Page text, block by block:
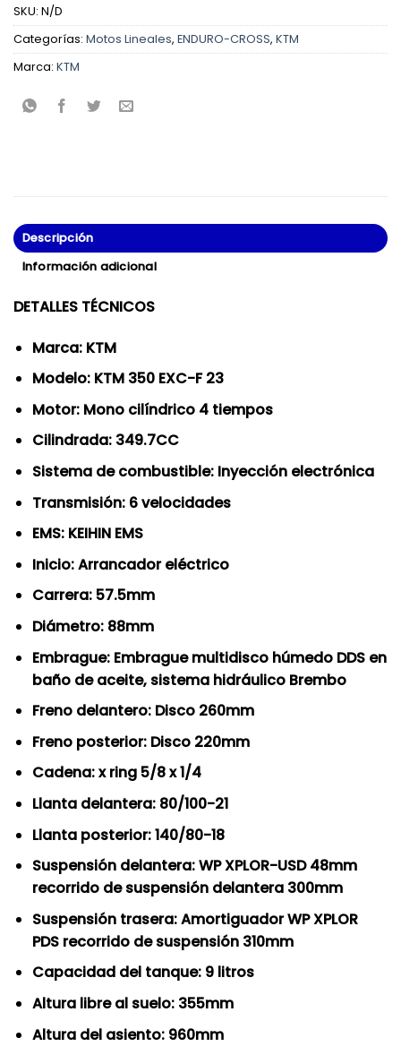
SKU: N/D
Categorías: Motos Lineales, ENDURO-CROSS, KTM
Marca: KTM
Descripción
Información adicional
DETALLES TÉCNICOS
Marca: KTM
Modelo: KTM 350 EXC-F 23
Motor: Mono cilíndrico 4 tiempos
Cilindrada: 349.7CC
Sistema de combustible: Inyección electrónica
Transmisión: 6 velocidades
EMS: KEIHIN EMS
Inicio: Arrancador eléctrico
Carrera: 57.5mm
Diámetro: 88mm
Embrague: Embrague multidisco húmedo DDS en
baño de aceite, sistema hidráulico Brembo
Freno delantero: Disco 260mm
Freno posterior: Disco 220mm
Cadena: x ring 5/8 x 1/4
Llanta delantera: 80/100-21
Llanta posterior: 140/80-18
Suspensión delantera: WP XPLOR-USD 48mm
recorrido de suspensión delantera 300mm
Suspensión trasera: Amortiguador WP XPLOR
PDS recorrido de suspensión 310mm
Capacidad del tanque: 9 litros
Altura libre al suelo: 355mm
Altura del asiento: 960mm